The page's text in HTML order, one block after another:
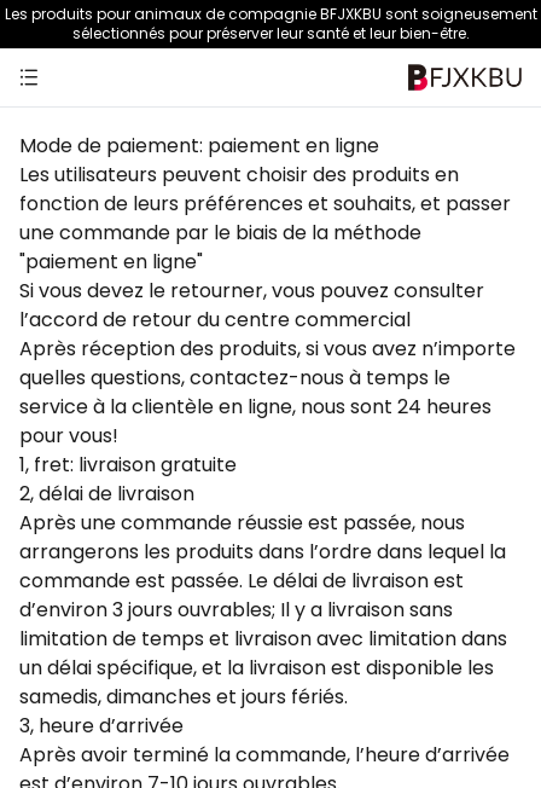
Les produits pour animaux de compagnie BFJXKBU sont soigneusement
sélectionnés pour préserver leur santé et leur bien-être.
Mode de paiement: paiement en ligne
Les utilisateurs peuvent choisir des produits en
fonction de leurs préférences et souhaits, et passer
une commande par le biais de la méthode
"paiement en ligne"
Si vous devez le retourner, vous pouvez consulter
l’accord de retour du centre commercial
Après réception des produits, si vous avez n’importe
quelles questions, contactez-nous à temps le
service à la clientèle en ligne, nous sont 24 heures
pour vous!
1, fret: livraison gratuite
2, délai de livraison
Après une commande réussie est passée, nous
arrangerons les produits dans l’ordre dans lequel la
commande est passée. Le délai de livraison est
d’environ 3 jours ouvrables; Il y a livraison sans
limitation de temps et livraison avec limitation dans
un délai spécifique, et la livraison est disponible les
samedis, dimanches et jours fériés.
3, heure d’arrivée
Après avoir terminé la commande, l’heure d’arrivée